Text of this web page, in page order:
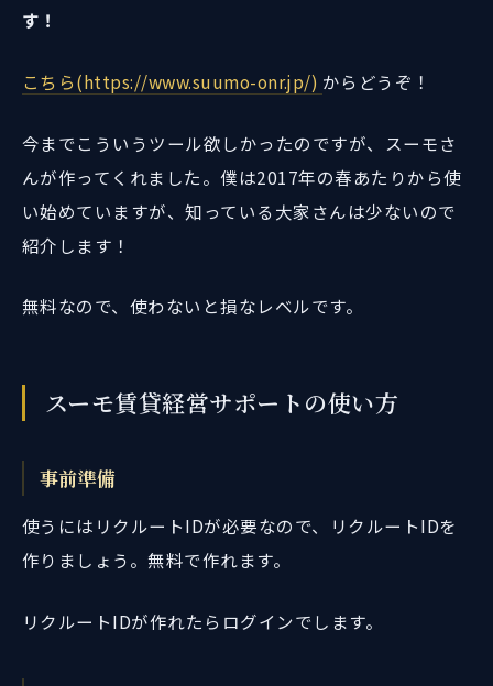
す！
こちら(https://www.suumo-onr.jp/) からどうぞ！
今までこういうツール欲しかったのですが、スーモさ
んが作ってくれました。僕は2017年の春あたりから使
い始めていますが、知っている大家さんは少ないので
紹介します！
無料なので、使わないと損なレベルです。
スーモ賃貸経営サポートの使い方
事前準備
使うにはリクルートIDが必要なので、リクルートIDを
作りましょう。無料で作れます。
リクルートIDが作れたらログインでします。